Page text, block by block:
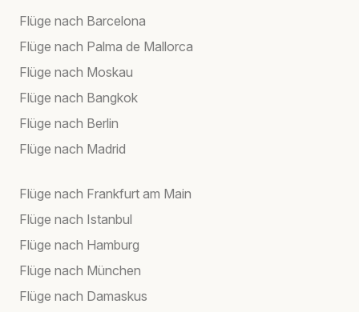
Flüge nach Barcelona
Flüge nach Palma de Mallorca
Flüge nach Moskau
Flüge nach Bangkok
Flüge nach Berlin
Flüge nach Madrid
Flüge nach Frankfurt am Main
Flüge nach Istanbul
Flüge nach Hamburg
Flüge nach München
Flüge nach Damaskus